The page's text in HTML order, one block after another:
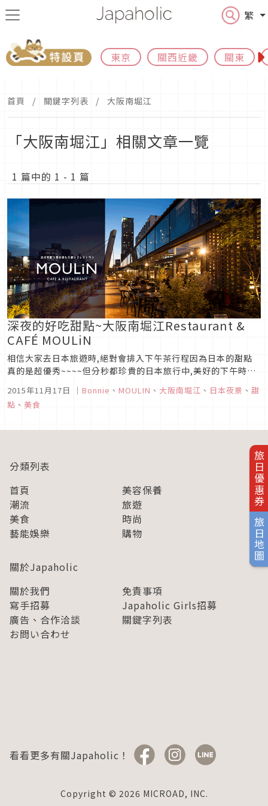
繁
東京 關西近畿 關東
旅日優惠券
旅日地圖
首頁 關鍵字列表 大阪南堀江
「大阪南堀江」相關文章一覽
1 篇中的 1 - 1 篇
深夜的好吃甜點~大阪南堀江Restaurant &
CAFÉ MOULiN
相信大家去日本旅遊時,絕對會排入下午茶行程因為日本的甜點
真的是超優秀~~~~但分秒都珍貴的日本旅行中,美好的下午時光
不去逛街買東西或是玩樂停留在下午茶店是否有點小小浪費呢?
今天要和大家分享的這家位於大阪的Restaurant & CAFÉ
MOULiN不僅有超好吃甜點,且重點是他開到晚上12...
2015年11月17日 ｜ Bonnie 、 MOULIN 、 大阪南堀江 、 日本夜景 、 甜
點 、 美食
分類列表
首頁
美容保養
潮流
旅遊
美食
時尚
藝能娛樂
購物
關於Japaholic
關於我們
免責事項
寫手招募
Japaholic Girls招募
廣告、合作洽談
關鍵字列表
お問い合わせ
看看更多有關Japaholic！
Copyright © 2026 MICROAD, INC.